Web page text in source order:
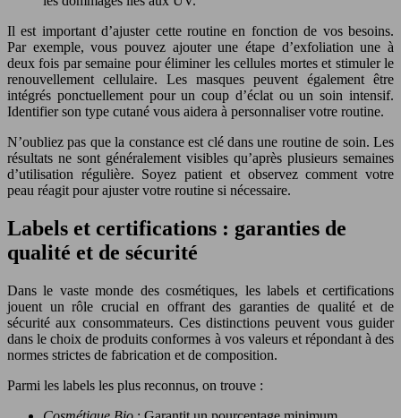
Il est important d’ajuster cette routine en fonction de vos besoins.
Par exemple, vous pouvez ajouter une étape d’exfoliation une à
deux fois par semaine pour éliminer les cellules mortes et stimuler le
renouvellement cellulaire. Les masques peuvent également être
intégrés ponctuellement pour un coup d’éclat ou un soin intensif.
Identifier son type cutané vous aidera à personnaliser votre routine.
N’oubliez pas que la constance est clé dans une routine de soin. Les
résultats ne sont généralement visibles qu’après plusieurs semaines
d’utilisation régulière. Soyez patient et observez comment votre
peau réagit pour ajuster votre routine si nécessaire.
Labels et certifications : garanties de
qualité et de sécurité
Dans le vaste monde des cosmétiques, les labels et certifications
jouent un rôle crucial en offrant des garanties de qualité et de
sécurité aux consommateurs. Ces distinctions peuvent vous guider
dans le choix de produits conformes à vos valeurs et répondant à des
normes strictes de fabrication et de composition.
Parmi les labels les plus reconnus, on trouve :